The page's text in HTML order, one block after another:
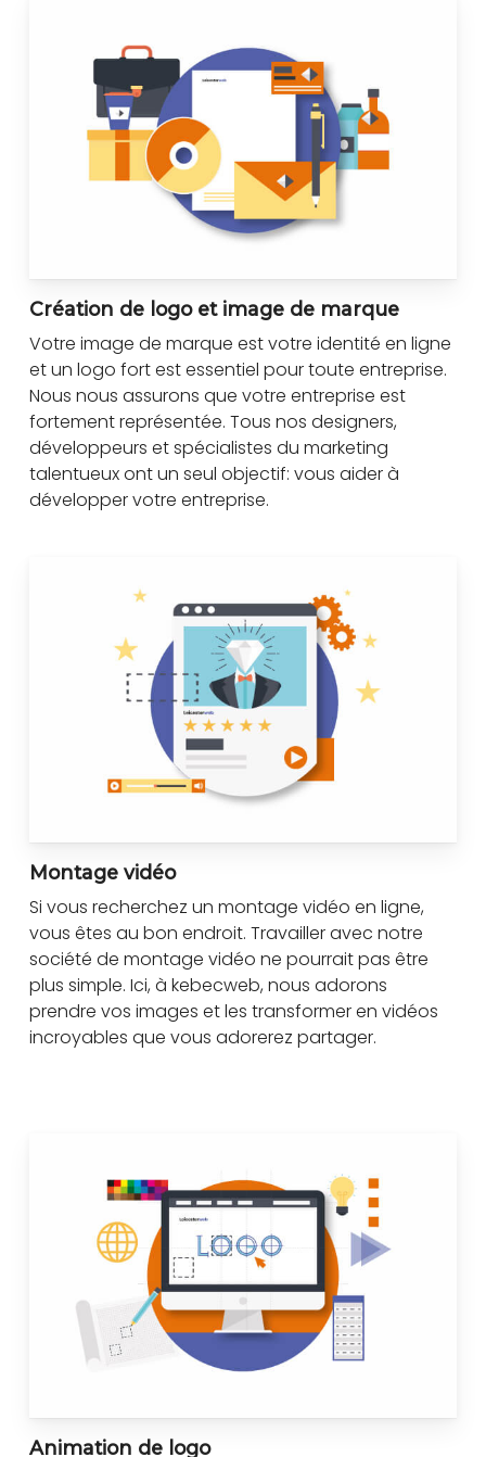
Création de logo et image de marque
Votre image de marque est votre identité en ligne
et un logo fort est essentiel pour toute entreprise.
Nous nous assurons que votre entreprise est
fortement représentée. Tous nos designers,
développeurs et spécialistes du marketing
talentueux ont un seul objectif: vous aider à
développer votre entreprise.
Montage vidéo
Si vous recherchez un montage vidéo en ligne,
vous êtes au bon endroit. Travailler avec notre
société de montage vidéo ne pourrait pas être
plus simple. Ici, à kebecweb, nous adorons
prendre vos images et les transformer en vidéos
incroyables que vous adorerez partager.
Animation de logo